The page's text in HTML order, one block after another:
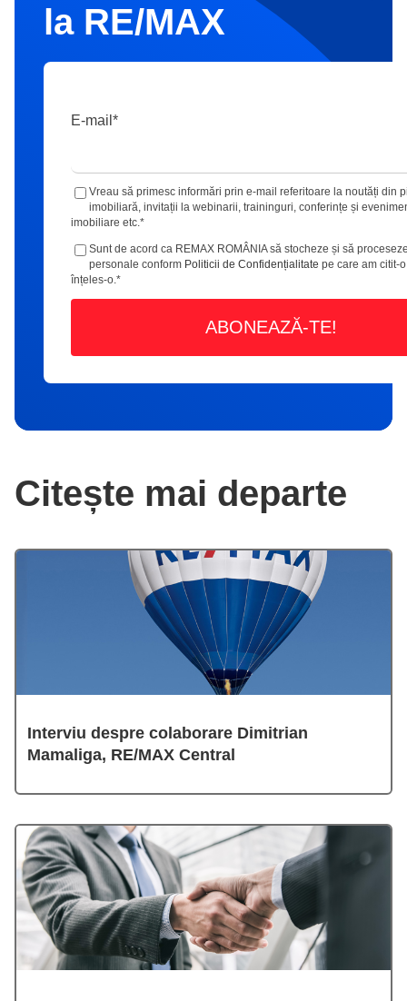
la RE/MAX
E-mail *
Vreau să primesc informări prin e-mail referitoare la noutăți din
imobiliară, invitații la webinarii, traininguri, conferințe și
imobiliare etc.*
Sunt de acord ca REMAX ROMÂNIA să stocheze și să
personale conform Politicii de Confidențialitate pe care am citit-
înțeles-o.*
Citește mai departe
Interviu despre colaborare Dimitrian
Mamaliga, RE/MAX Central